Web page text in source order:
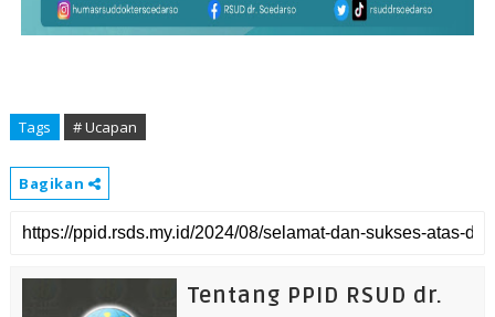
Tags # Ucapan
Bagikan
Tentang PPID RSUD dr.